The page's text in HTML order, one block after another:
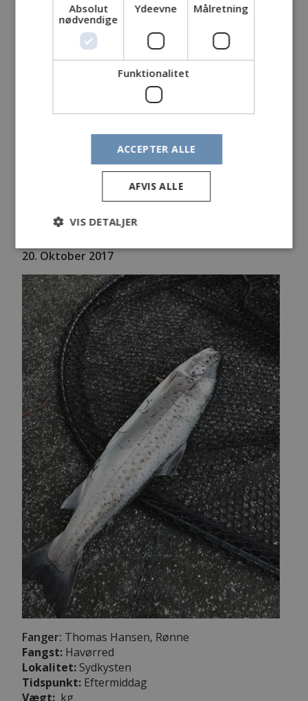
Thomas Hansen, Rønne
Havørred
Lokalitet:Vestkysten
Middag
Egne kommentarer:
En af de dage hvor der er flex i hvert kast.
3 med hjem, mange genudsatte. Vildt fiskeri!
Kyst
20. Oktober 2017
Fanger: Thomas Hansen, Rønne
Fangst: Havørred
Lokalitet: Sydkysten
Tidspunkt: Eftermiddag
Vægt: kg
Absolut
nødvendige
Ydeevne Målretning
Funktionalitet
ACCEPTER ALLE
AFVIS ALLE
VIS DETALJER